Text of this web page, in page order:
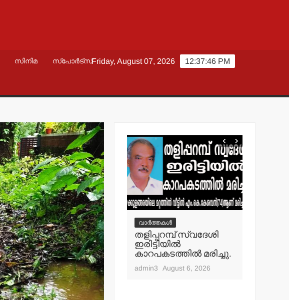
സിനിമ സ്പോർട്സ് 12:37:48 PM
Friday, August 07, 2026
വാർത്തകൾ
തളിപ്പറമ്പ് നഗരസഭ
സെക്രട്ടെറി ഉള്‍പ്പെടെ
19 പേരെ തരംതാഴ്ത്തി
സര്‍ക്കാര്‍ ഉത്തരവ്.
admin3 August 7, 2026
വാർത്തകൾ
തളിപ്പറമ്പ് സ്വദേശി
ഇരിട്ടിയില്‍
കാറപകടത്തില്‍ മരിച്ചു.
admin3 August 6, 2026